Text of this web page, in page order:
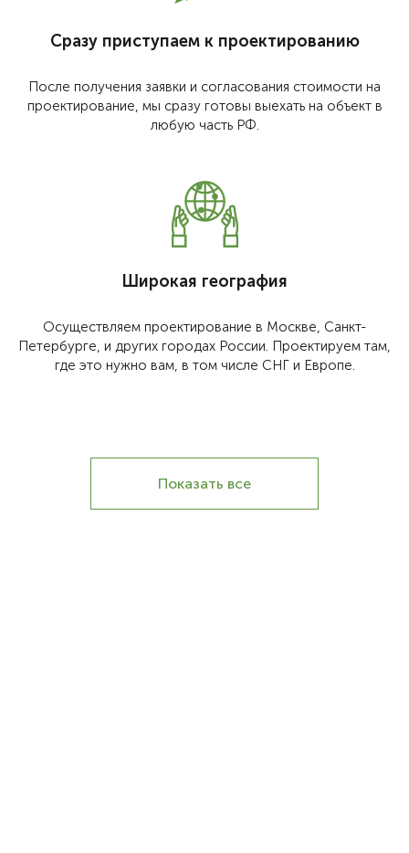
Сразу приступаем к проектированию
После получения заявки и согласования стоимости на
проектирование, мы сразу готовы выехать на объект в
любую часть РФ.
Широкая география
Осуществляем проектирование в Москве, Санкт-
Петербурге, и других городах России. Проектируем там,
где это нужно вам, в том числе СНГ и Европе.
Показать все